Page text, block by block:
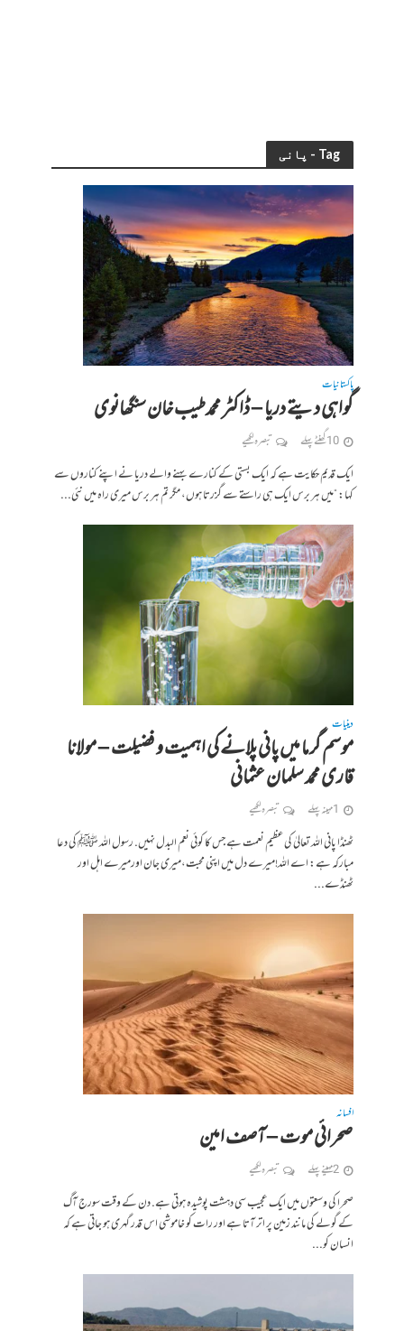
Tag - پانی
پاکستانیات
گواہی دیتے دریا – ڈاکٹر محمد طیب خان سنگھانوی
10 گھنٹے پہلے تبصرہ لکھیے
ایک قدیم حکایت ہے کہ ایک بستی کے کنارے بہنے والے دریا نے اپنے کناروں سے
کہا: “میں ہر برس ایک ہی راستے سے گزرتا ہوں، مگر تم ہر برس میری راہ میں نئی...
دینیات
موسم گرما میں پانی پلانے کی اہمیت و فضیلت – مولانا
قاری محمد سلمان عثمانی
1 مہینہ پہلے تبصرہ لکھیے
ٹھنڈا پانی اللہ تعالیٰ کی عظیم نعمت ہے جس کا کوئی نعم البدل نہیں. رسول اللہ ﷺ کی دعا
مبارکہ ہے: اے اللہ!میرے دل میں اپنی محبت،میری جان اورمیرے اہل اور
ٹھنڈے...
افسانہ
صحرائی موت – آصف امین
2 مہینے پہلے تبصرہ لکھیے
صحرا کی وسعتوں میں ایک عجیب سی دہشت پوشیدہ ہوتی ہے. دن کے وقت سورج آگ
کے گولے کی مانند زمین پر اتر آتا ہے اور رات کو خاموشی اس قدر گہری ہو جاتی ہے کہ
انسان کو...